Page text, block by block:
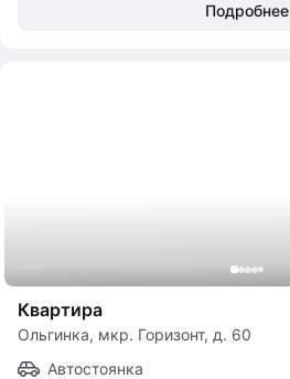
Подробнее
Квартира
Ольгинка, мкр. Горизонт, д. 60
Автостоянка